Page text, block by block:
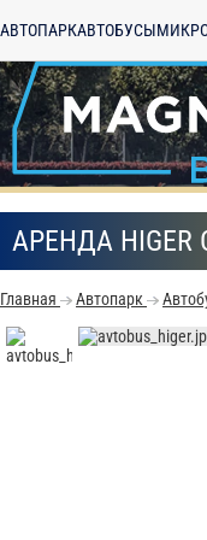
АВТОПАРКАВТОБУСЫ
АРЕНДА
Главная Автопарк